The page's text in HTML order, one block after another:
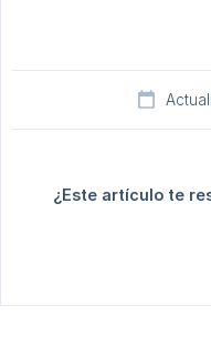
¿Este artículo te